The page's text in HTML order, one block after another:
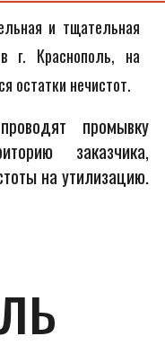
и тщательная
г. Краснополь, на
остатки нечистот.
промывку
заказчика,
на утилизацию.